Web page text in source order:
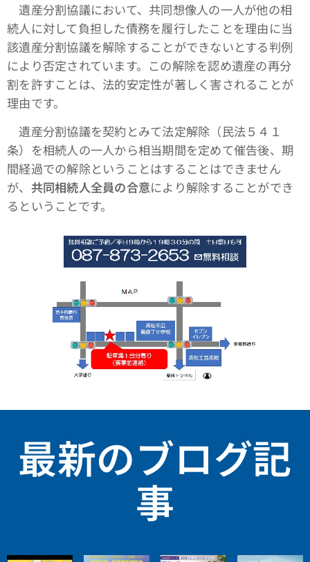
遺産分割協議において、共同想像人の一人が他の相
続人に対して負担した債務を履行したことを理由に当
該遺産分割協議を解除することができないとする判例
により否定されています。この解除を認め遺産の再分
割を許すことは、法的安定性が著しく害されることが
理由です。
遺産分割協議を契約とみて法定解除（民法５４１
条）を相続人の一人から相当期間を定めて催告後、期
間経過での解除ということはすることはできません
が、 共同相続人全員の合意により解除することができ
るということです。
最新のブログ記
事